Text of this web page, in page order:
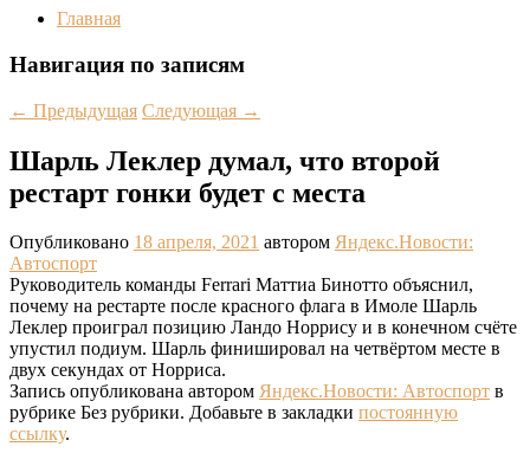
Главная
Навигация по записям
← Предыдущая Следующая →
Шарль Леклер думал, что второй
рестарт гонки будет с места
Опубликовано 18 апреля, 2021 автором Яндекс.Новости:
Автоспорт
Руководитель команды Ferrari Маттиа Бинотто объяснил,
почему на рестарте после красного флага в Имоле Шарль
Леклер проиграл позицию Ландо Норрису и в конечном счёте
упустил подиум. Шарль финишировал на четвёртом месте в
двух секундах от Норриса.
Запись опубликована автором Яндекс.Новости: Автоспорт в
рубрике Без рубрики. Добавьте в закладки постоянную
ссылку.